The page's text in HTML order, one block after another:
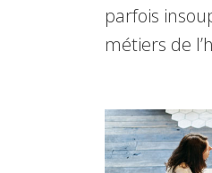
parfois
métiers de